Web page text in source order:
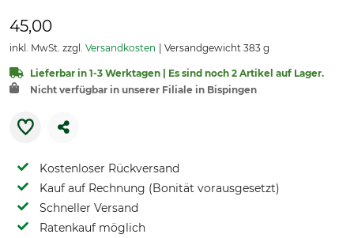
45,00
inkl. MwSt. zzgl. Versandkosten Versandgewicht 383 g
Lieferbar in 1-3 Werktagen | Es sind noch 2 Artikel auf Lager.
Nicht verfügbar in unserer Filiale in Bispingen
Kostenloser Rückversand
Kauf auf Rechnung (Bonität vorausgesetzt)
Schneller Versand
Ratenkauf möglich